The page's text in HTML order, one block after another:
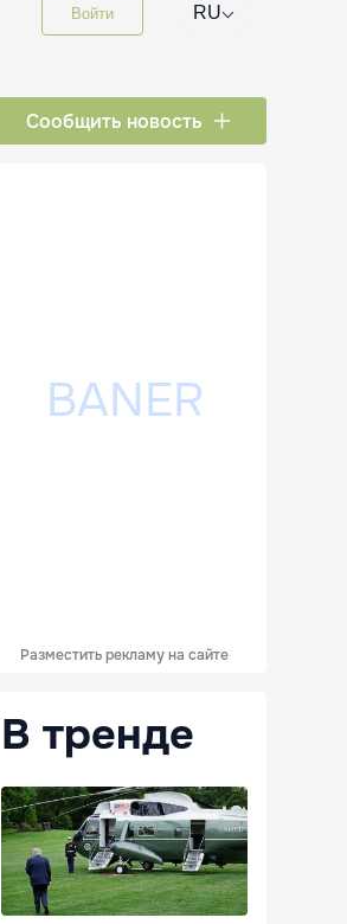
Войти RU⌵
Сообщить новость
Разместить рекламу на сайте
В тренде